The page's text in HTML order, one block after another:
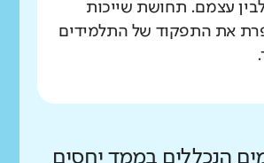
עצמם. תחושת שייכות
את התפקוד של התלמידים
הנכללים בממד יחסים